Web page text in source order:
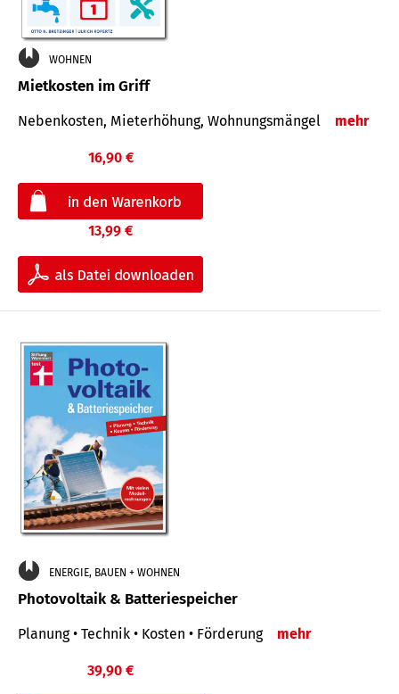
WOHNEN
Mietkosten im Griff
Nebenkosten, Mieterhöhung, Wohnungsmängel mehr
16,90 €
13,99 €
ENERGIE, BAUEN + WOHNEN
Photovoltaik & Batteriespeicher
Planung • Technik • Kosten • Förderung mehr
39,90 €